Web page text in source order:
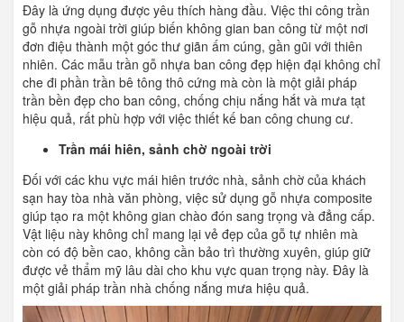
Đây là ứng dụng được yêu thích hàng đầu. Việc thi công trần
gỗ nhựa ngoài trời giúp biến không gian ban công từ một nơi
đơn điệu thành một góc thư giãn ấm cúng, gần gũi với thiên
nhiên. Các mẫu trần gỗ nhựa ban công đẹp hiện đại không chỉ
che đi phần trần bê tông thô cứng mà còn là một giải pháp
trần bền đẹp cho ban công, chống chịu nắng hắt và mưa tạt
hiệu quả, rất phù hợp với việc thiết kế ban công chung cư.
Trần mái hiên, sảnh chờ ngoài trời
Đối với các khu vực mái hiên trước nhà, sảnh chờ của khách
sạn hay tòa nhà văn phòng, việc sử dụng gỗ nhựa composite
giúp tạo ra một không gian chào đón sang trọng và đẳng cấp.
Vật liệu này không chỉ mang lại vẻ đẹp của gỗ tự nhiên mà
còn có độ bền cao, không cần bảo trì thường xuyên, giúp giữ
được vẻ thẩm mỹ lâu dài cho khu vực quan trọng này. Đây là
một giải pháp trần nhà chống nắng mưa hiệu quả.